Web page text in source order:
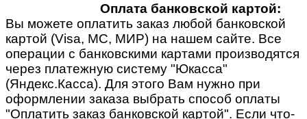
Оплата банковской картой:
Вы можете оплатить заказ любой банковской
картой (Visa, MC, МИР) на нашем сайте. Все
операции с банковскими картами производятся
через платежную систему "Юкасса"
(Яндекс.Касса). Для этого Вам нужно при
оформлении заказа выбрать способ оплаты
"Оплатить заказ банковской картой". Если что-